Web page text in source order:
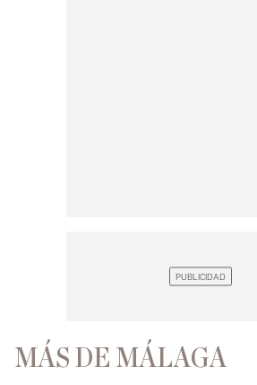
MÁS DE MÁLAGA